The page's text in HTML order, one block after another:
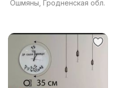
Ошмяны, Гродненская обл.